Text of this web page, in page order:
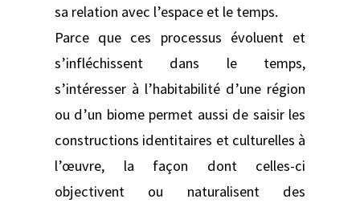
sa relation avec l’espace et le temps.
Parce que ces processus évoluent et
s’infléchissent dans le temps,
s’intéresser à l’habitabilité d’une région
ou d’un biome permet aussi de saisir les
constructions identitaires et culturelles à
l’œuvre, la façon dont celles-ci
objectivent ou naturalisent des